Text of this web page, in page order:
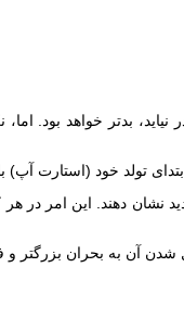
بدتر خواهد بود. اما،
تولد خود (استارت آپ)
نشان دهند. این امر
آن به بحران بزرگتر و